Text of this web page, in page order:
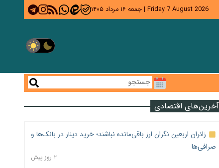
Friday 7 August 2026
| جمعه ۱۶ مرداد ۱۴۰۵
آخرین‌های اقتصادی
زائران اربعین نگران ارز باقی‌مانده نباشند؛ خرید دینار در بانک‌ها و
صرافی‌ها
۲ روز پیش